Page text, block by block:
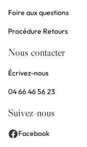
Foire aux questions
Procédure Retours
Nous contacter
Écrivez-nous
04 66 46 56 23
Suivez-nous
Facebook